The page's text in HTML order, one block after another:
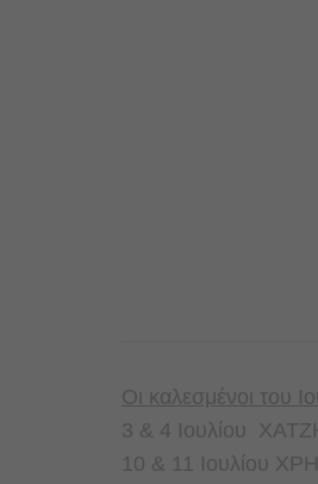
Οι καλεσμένοι του
3 & 4 Ιουλίου
10 & 11 Ιουλίου